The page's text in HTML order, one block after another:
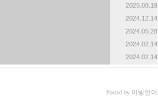
2025.08.19
2024.12.14
2024.05.28
2024.02.14
2024.02.14
Posted by 이방인